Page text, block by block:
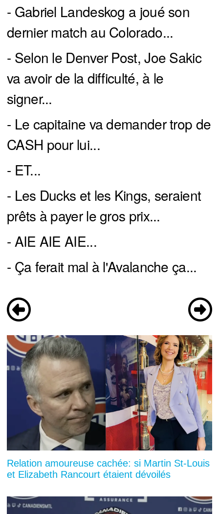
- Gabriel Landeskog a joué son
dernier match au Colorado...
- Selon le Denver Post, Joe Sakic
va avoir de la difficulté, à le
signer...
- Le capitaine va demander trop de
CASH pour lui...
- ET...
- Les Ducks et les Kings, seraient
prêts à payer le gros prix...
- AIE AIE AIE...
- Ça ferait mal à l'Avalanche ça...
Relation amoureuse cachée: si Martin St-Louis
et Elizabeth Rancourt étaient dévoilés